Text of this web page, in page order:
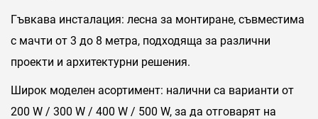
Гъвкава инсталация: лесна за монтиране, съвместима
с мачти от 3 до 8 метра, подходяща за различни
проекти и архитектурни решения.
Широк моделен асортимент: налични са варианти от
200 W / 300 W / 400 W / 500 W, за да отговарят на